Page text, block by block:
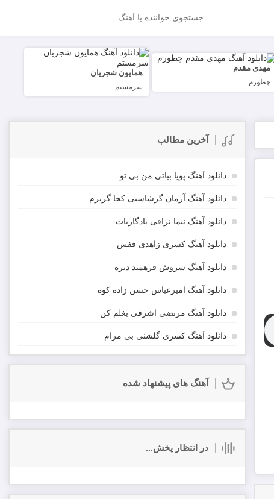
مهدی مقدم
چطورم
همایون شجریان
سرمستم
آخرین مطالب
دانلود آهنگ پویا بیاتی من بی تو
دانلود آهنگ آرمان گرشاسبی کجا گریزم
دانلود آهنگ نیما نراقی یادگاریات
دانلود آهنگ کسری زاهدی قفس
دانلود آهنگ سروش فرهمند دیره
دانلود آهنگ امیرعباس حسن زاده کوه
دانلود آهنگ مرتضی اشرفی بغلم کن
دانلود آهنگ کسری گلشنی بی مرام
آهنگ های پیشنهاد شده
در انتظار پخش...